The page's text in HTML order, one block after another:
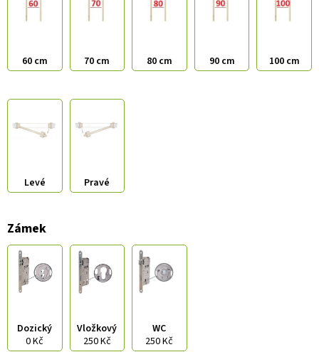
60 cm 70 cm 80 cm 90 cm 100 cm
Levé Pravé
Zámek
Dozický
0 Kč
Vložkový
250 Kč
WC
250 Kč